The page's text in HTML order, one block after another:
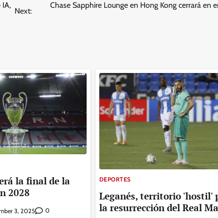
IA,
Next:
Chase Sapphire Lounge en Hong Kong cerrará en
la final de la
2028
3, 2025 0
DEPORTES
Leganés, territorio 'hostil'
la resurrección del Real